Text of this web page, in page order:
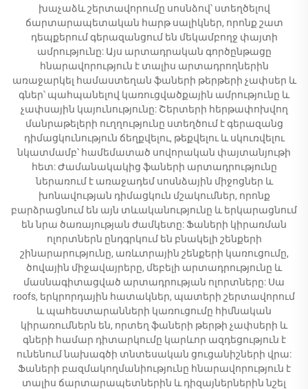
խաչաձև շերտավորումը սոսնձով՝ ստեղծելով
ճարտարապետական հարթ սալիկներ, որոնք շատ
դեպքերում գերազանցում են մեկամբողջ փայտի
ամրությունը: Այս արտադրական գործընթացը
հնարավորություն է տալիս արտադրողներին
առաջարկել համաստեղան ֆաների թերթերի չափսեր և
գներ՝ պահպանելով կառուցվածքային ամրությունը և
չափսային կայունությունը: Շերտերի հերթափոխվող
մանրաթելերի ուղղությունը ստեղծում է գերազանց
դիմացկունություն ճեղքվելու, թեքվելու և սկուռվելու
նկատմամբ՝ համեմատած սովորական փայտանյութի
հետ: Ժամանակակից ֆաների արտադրությունը
ներառում է առաջադեմ սոսնձային միջոցներ և
խոնավության դիմացկուն մշակումներ, որոնք
բարձրացնում են այն տևականությունը և երկարացնում
են նրա ծառայության ժամկետը: Ֆաների կիրառման
ոլորտներն ընդգրկում են բնակելի շենքերի
շինարարությունը, առևտրային շենքերի կառուցումը,
ծովային միջավայրերը, մեբելի արտադրությունը և
մասնագիտացված արտադրության ոլորտները: Սա
roofs, երկրորդային հատակներ, պատերի շերտավորում
և պահեստարանների կառուցումը հիմնական
կիրառումներն են, որտեղ ֆաների թերթի չափսերի և
գների համար դիտարկումը կարևոր ազդեցություն է
ունենում նախագծի տնտեսական ցուցանիշների վրա:
Ֆաների բազմակողմանիությունը հնարավորություն է
տալիս ճարտարապետներին և դիզայներներին նշել